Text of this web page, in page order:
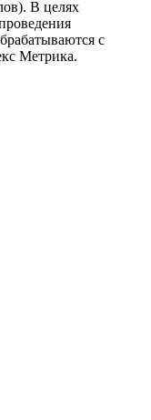
В целях
с
Метрика.